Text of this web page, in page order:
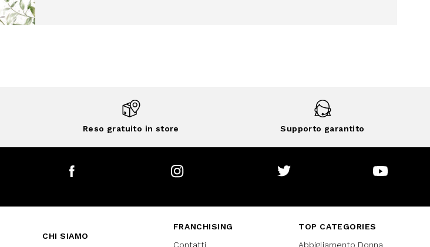
Reso gratuito in store Supporto garantito
CHI SIAMO
FRANCHISING
Contatti
TOP CATEGORIES
Abbigliamento Donna